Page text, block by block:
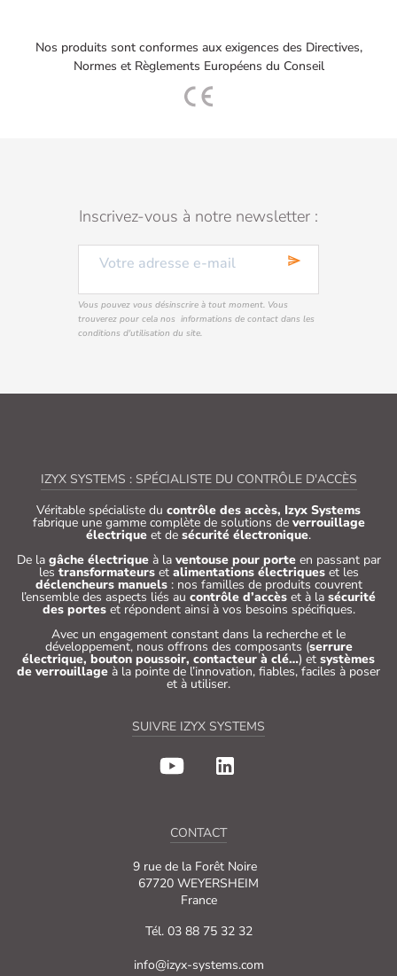
Nos produits sont conformes aux exigences des Directives,
Normes et Règlements Européens du Conseil
Inscrivez-vous à notre newsletter :
send
Vous pouvez vous désinscrire à tout moment. Vous
trouverez pour cela nos informations de contact dans les
conditions d'utilisation du site.
IZYX SYSTEMS : SPÉCIALISTE DU CONTRÔLE D'ACCÈS
Véritable spécialiste du contrôle des accès, Izyx Systems
fabrique une gamme complète de solutions de verrouillage
électrique et de sécurité électronique.
De la gâche électriqueà la ventouse pour porteen passant par
les transformateurset alimentations électriqueset les
déclencheurs manuels: nos familles de produits couvrent
l’ensemble des aspects liés au contrôle d’accès et à la sécurité
des porteset répondent ainsi à vos besoins spécifiques.
Avec un engagement constant dans la recherche et le
développement, nous offrons des composants (serrure
électrique, bouton poussoir, contacteur à clé…) et systèmes
de verrouillage à la pointe de l’innovation, fiables, faciles à poser
et à utiliser.
SUIVRE IZYX SYSTEMS
CONTACT
9 rue de la Forêt Noire
67720 WEYERSHEIM
France
Tél. 03 88 75 32 32
info@izyx-systems.com